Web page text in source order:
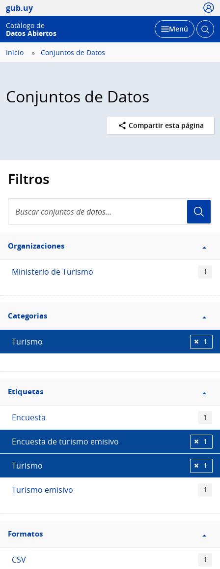
gub.uy
Catálogo de
Datos Abiertos
Desplegar
Menú Abrir
Inicio Conjuntos de Datos
Conjuntos de Datos
Compartir esta página
Filtros
conjuntos
de
Filtro
Organizaciones
Organizaciones
Ministerio de Turismo 1
Filtro
Categorias
Categorias
Turismo 1
Filtro
Etiquetas
Etiquetas
Encuesta 1
Encuesta de turismo emisivo 1
Turismo 1
Turismo emisivo 1
Filtro
Formatos
Formatos
CSV 1